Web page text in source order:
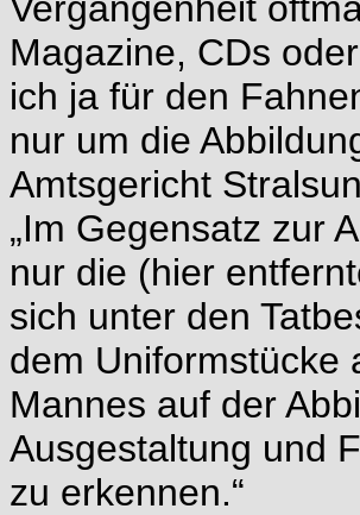
Magazine, CDs
ich ja für den
nur um die
Amtsgericht
„Im Gegensatz zur
nur die (hier
sich unter den
dem Uniformstücke
Mannes auf der
Ausgestaltung und
zu erkennen.“